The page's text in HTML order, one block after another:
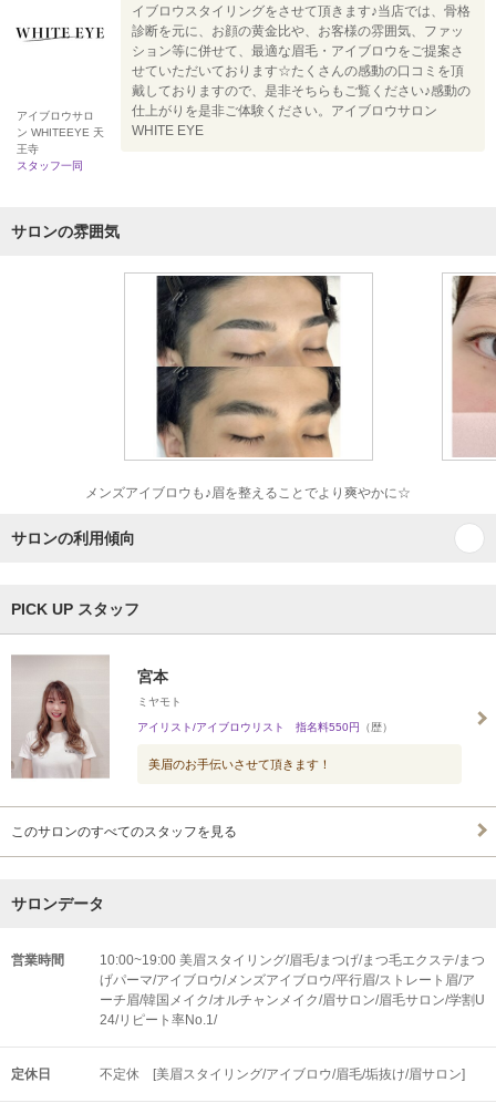
アイブロウサロ
ン WHITEEYE 天
王寺
スタッフ一同
イブロウスタイリングをさせて頂きます♪当店では、骨格
診断を元に、お顔の黄金比や、お客様の雰囲気、ファッ
ション等に併せて、最適な眉毛・アイブロウをご提案さ
せていただいております☆たくさんの感動の口コミを頂
戴しておりますので、是非そちらもご覧ください♪感動の
仕上がりを是非ご体験ください。アイブロウサロン
WHITE EYE
サロンの雰囲気
メンズアイブロウも♪眉を整えることでより爽やかに☆
サロンの利用傾向
PICK UP スタッフ
宮本
ミヤモト
アイリスト/アイブロウリスト 指名料550円 （歴）
美眉のお手伝いさせて頂きます！
このサロンのすべてのスタッフを見る
サロンデータ
営業時間
10:00~19:00 美眉スタイリング/眉毛/まつげ/まつ毛エクステ/まつ
げパーマ/アイブロウ/メンズアイブロウ/平行眉/ストレート眉/ア
ーチ眉/韓国メイク/オルチャンメイク/眉サロン/眉毛サロン/学割U
24/リピート率No.1/
定休日 不定休 [美眉スタイリング/アイブロウ/眉毛/垢抜け/眉サロン]